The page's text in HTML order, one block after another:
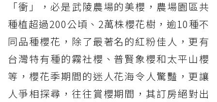
「衝」，必是武陵農場的美櫻，農場園區共
種植超過200公頃、2萬株櫻花樹，逾10種不
同品種櫻花，除了最著名的紅粉佳人，更有
台灣特有種的霧社櫻、普賢象櫻和太平山櫻
等，櫻花季期間的迷人花海令人驚豔，更讓
人爭相探尋，往往賞櫻期間，其訂房絕對出